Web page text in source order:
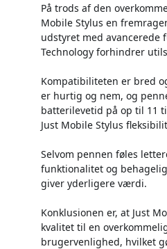
På trods af den
Mobile Stylus en
udstyret med avancerede
Technology forhindrer
Kompatibiliteten er bred
er hurtig og nem, og
batterilevetid på op til 11
Just Mobile Stylus
Selvom pennen føles
funktionalitet og
giver yderligere værdi.
Konklusionen er, at Just
kvalitet til en
brugervenlighed, hvilket